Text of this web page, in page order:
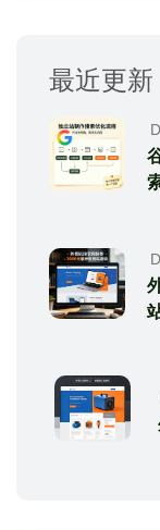
最近更新